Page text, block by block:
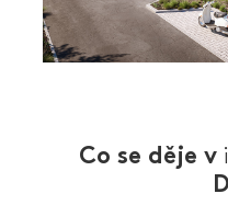
Co se děje v